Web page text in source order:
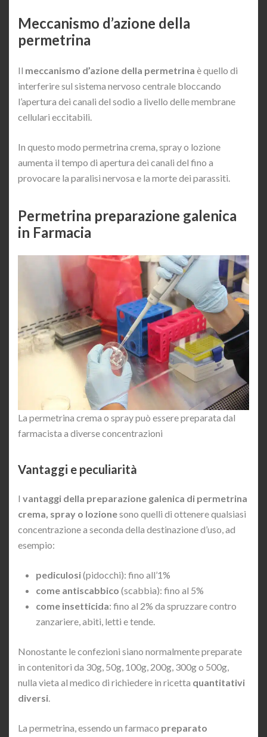
Meccanismo d’azione della
permetrina
Il meccanismo d’azione della permetrina è quello di
interferire sul sistema nervoso centrale bloccando
l’apertura dei canali del sodio a livello delle membrane
cellulari eccitabili.
In questo modo permetrina crema, spray o lozione
aumenta il tempo di apertura dei canali del fino a
provocare la paralisi nervosa e la morte dei parassiti.
Permetrina preparazione galenica
in Farmacia
La permetrina crema o spray può essere preparata dal
farmacista a diverse concentrazioni
Vantaggi e peculiarità
I vantaggi della preparazione galenica di permetrina
crema, spray o lozionesono quelli di ottenere qualsiasi
concentrazione a seconda della destinazione d’uso, ad
esempio:
pediculosi(pidocchi): fino all’1%
come antiscabbico (scabbia): fino al 5%
come insetticida: fino al 2% da spruzzare contro
zanzariere, abiti, letti e tende.
Nonostante le confezioni siano normalmente preparate
in contenitori da 30g, 50g, 100g, 200g, 300g o 500g,
nulla vieta al medico di richiedere in ricetta quantitativi
diversi.
La permetrina, essendo un farmaco preparato